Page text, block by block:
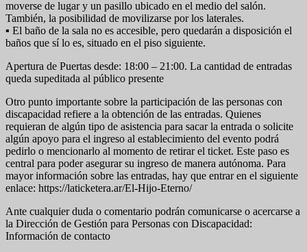
moverse de lugar y un pasillo ubicado en el medio del salón.
También, la posibilidad de movilizarse por los laterales.
▪ El baño de la sala no es accesible, pero quedarán a disposición el
baños que sí lo es, situado en el piso siguiente.
Apertura de Puertas desde: 18:00 – 21:00. La cantidad de entradas
queda supeditada al público presente
Otro punto importante sobre la participación de las personas con
discapacidad refiere a la obtención de las entradas. Quienes
requieran de algún tipo de asistencia para sacar la entrada o solicite
algún apoyo para el ingreso al establecimiento del evento podrá
pedirlo o mencionarlo al momento de retirar el ticket. Este paso es
central para poder asegurar su ingreso de manera autónoma. Para
mayor información sobre las entradas, hay que entrar en el siguiente
enlace: https://laticketera.ar/El-Hijo-Eterno/
Ante cualquier duda o comentario podrán comunicarse o acercarse a
la Dirección de Gestión para Personas con Discapacidad:
Información de contacto